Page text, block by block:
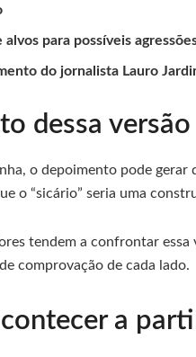
para possíveis
do jornalista Lauro
dessa
o depoimento pode
o “sicário” seria uma
tendem a confrontar
comprovação de cada lado.
a